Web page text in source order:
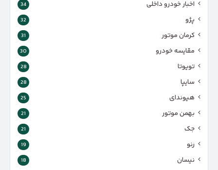
اخبار خودرو داخلی 34
پژو 32
کرمان موتور 31
مقایسه خودرو 30
تویوتا 28
سایپا 28
هیوندای 25
بهمن موتور 21
جک 21
رنو 19
نیسان 18